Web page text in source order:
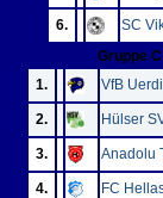
6.
SC
Gruppe C
1.
VfB
2. Hülser
3. Anadolu
4. FC